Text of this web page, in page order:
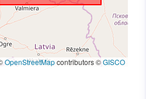
OpenStreetMapcontributors ©GISCO